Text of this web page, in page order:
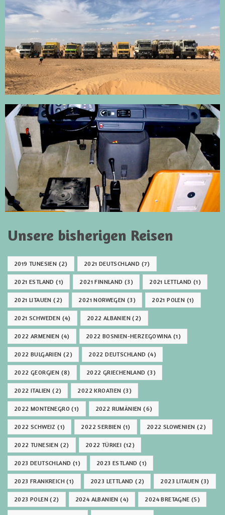
Unsere bisherigen Reisen
2019 TUNESIEN (2) 2021 DEUTSCHLAND (7)
2021 ESTLAND (1) 2021 FINNLAND (3) 2021 LETTLAND (1)
2021 LITAUEN (2) 2021 NORWEGEN (3) 2021 POLEN (1)
2021 SCHWEDEN (4) 2022 ALBANIEN (2)
2022 ARMENIEN (4) 2022 BOSNIEN-HERZEGOWINA (1)
2022 BULGARIEN (2) 2022 DEUTSCHLAND (4)
2022 GEORGIEN (8) 2022 GRIECHENLAND (3)
2022 ITALIEN (2) 2022 KROATIEN (3)
2022 MONTENEGRO (1) 2022 RUMÄNIEN (6)
2022 SCHWEIZ (1) 2022 SERBIEN (1) 2022 SLOWENIEN (2)
2022 TUNESIEN (2) 2022 TÜRKEI (12)
2023 DEUTSCHLAND (1) 2023 ESTLAND (1)
2023 FRANKREICH (1) 2023 LETTLAND (2) 2023 LITAUEN (3)
2023 POLEN (2) 2024 ALBANIEN (4) 2024 BRETAGNE (5)